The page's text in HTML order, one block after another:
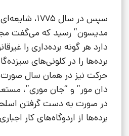
سپس در سال
مدیسون” رسید که می‌گفت
دارد هر گونه برده‌داری را
برده‌ها را در کلونی‌های
حرکت نیز در همان سال صورت
دان مور” و “جان موری”،
در صورت به دست گرفتن
برده‌ها از اردوگاه‌های کار